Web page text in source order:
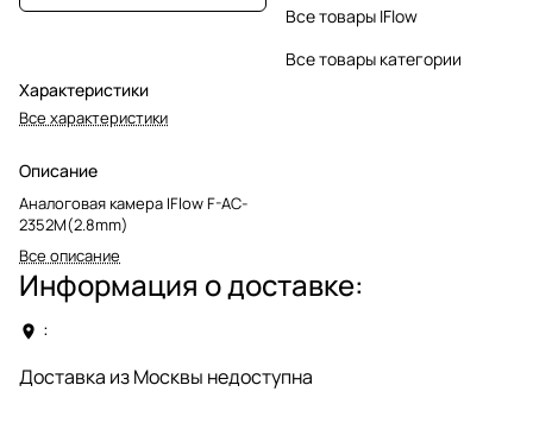
Характеристики
Все характеристики
Описание
Аналоговая камера IFlow F-AC-
2352M(2.8mm)
Все описание
Все товары IFlow
Все товары категории
Информация о доставке:
:
Доставка из Москвы недоступна